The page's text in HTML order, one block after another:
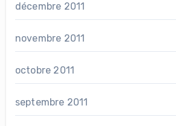
décembre 2011
novembre 2011
octobre 2011
septembre 2011